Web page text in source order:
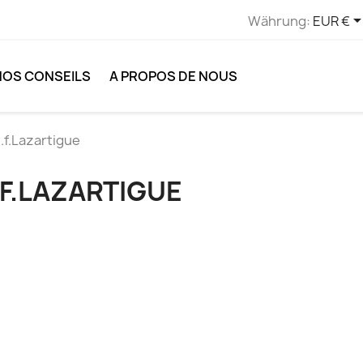
Währung: EUR €
CONSEILS A PROPOS DE NOUS